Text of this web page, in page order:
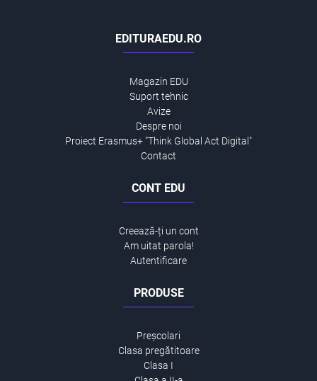
EDITURAEDU.RO
Magazin EDU
Suport tehnic
Avize
Despre noi
Proiect Erasmus+ "Think Global Act Digital"
Contact
CONT EDU
Creează-ți un cont
Am uitat parola!
Autentificare
PRODUSE
Preșcolari
Clasa pregătitoare
Clasa I